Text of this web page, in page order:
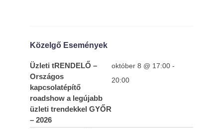
Közelgő Események
Üzleti tRENDELŐ –
Országos
kapcsolatépítő
roadshow a legújabb
üzleti trendekkel GYŐR
– 2026
október 8 @ 17:00 -
20:00